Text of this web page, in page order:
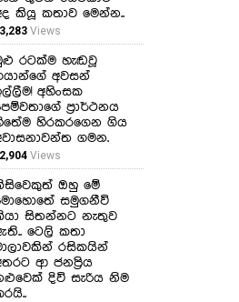
කියූ කතාව මෙන්න..
3,283 Views
රටක්ම හැඬවූ
අවසන්
අහිංසක
ප්‍රාර්ථනය
හිරකරගෙන ගිය
ගමන.
2,904 Views
ඔහු මේ
සමුගනීවි
සිතන්නට නැතුව
ටෙලි කතා
රසිකයින්
ආ ජනප්‍රිය
දිවි සැරිය නිම